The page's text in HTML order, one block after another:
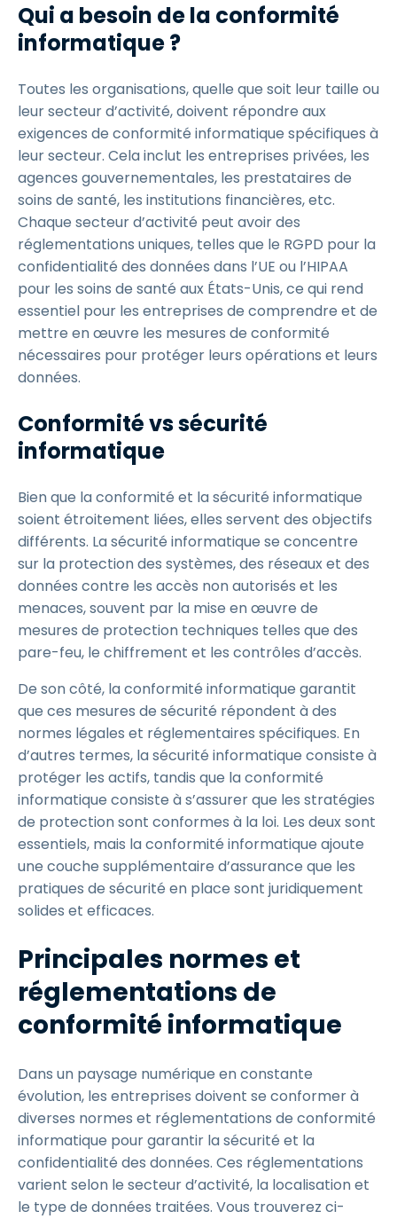
Qui a besoin de la conformité
informatique ?
Toutes les organisations, quelle que soit leur taille ou
leur secteur d’activité, doivent répondre aux
exigences de conformité informatique spécifiques à
leur secteur. Cela inclut les entreprises privées, les
agences gouvernementales, les prestataires de
soins de santé, les institutions financières, etc.
Chaque secteur d’activité peut avoir des
réglementations uniques, telles que le RGPD pour la
confidentialité des données dans l’UE ou l’HIPAA
pour les soins de santé aux États-Unis, ce qui rend
essentiel pour les entreprises de comprendre et de
mettre en œuvre les mesures de conformité
nécessaires pour protéger leurs opérations et leurs
données.
Conformité vs sécurité
informatique
Bien que la conformité et la sécurité informatique
soient étroitement liées, elles servent des objectifs
différents. La sécurité informatique se concentre
sur la protection des systèmes, des réseaux et des
données contre les accès non autorisés et les
menaces, souvent par la mise en œuvre de
mesures de protection techniques telles que des
pare-feu, le chiffrement et les contrôles d’accès.
De son côté, la conformité informatique garantit
que ces mesures de sécurité répondent à des
normes légales et réglementaires spécifiques. En
d’autres termes, la sécurité informatique consiste à
protéger les actifs, tandis que la conformité
informatique consiste à s’assurer que les stratégies
de protection sont conformes à la loi. Les deux sont
essentiels, mais la conformité informatique ajoute
une couche supplémentaire d’assurance que les
pratiques de sécurité en place sont juridiquement
solides et efficaces.
Principales normes et
réglementations de
conformité informatique
Dans un paysage numérique en constante
évolution, les entreprises doivent se conformer à
diverses normes et réglementations de conformité
informatique pour garantir la sécurité et la
confidentialité des données. Ces réglementations
varient selon le secteur d’activité, la localisation et
le type de données traitées. Vous trouverez ci-